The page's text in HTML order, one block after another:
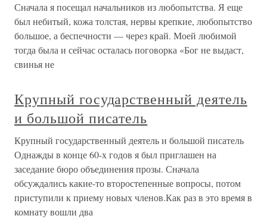
Сначала я посещал начальников из любопытства. Я еще
был небитый, кожа толстая, нервы крепкие, любопытство
большое, а беспечности — через край. Моей любимой
тогда была и сейчас осталась поговорка «Бог не выдаст,
свинья не
Крупный государственный деятель
и большой писатель
Крупный государственный деятель и большой писатель
Однажды в конце 60-х годов я был приглашен на
заседание бюро объединения прозы. Сначала
обсуждались какие-то второстепенные вопросы, потом
приступили к приему новых членов.Как раз в это время в
комнату вошли два